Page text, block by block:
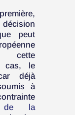
peut
cette
cas, le
déjà
à
la